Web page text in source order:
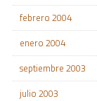
febrero 2004
enero 2004
septiembre 2003
julio 2003